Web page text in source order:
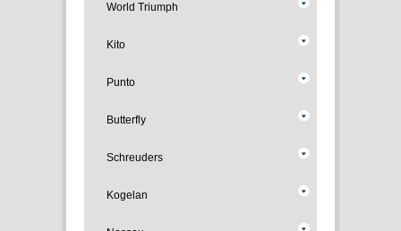
World Triumph
Kito
Punto
Butterfly
Schreuders
Kogelan